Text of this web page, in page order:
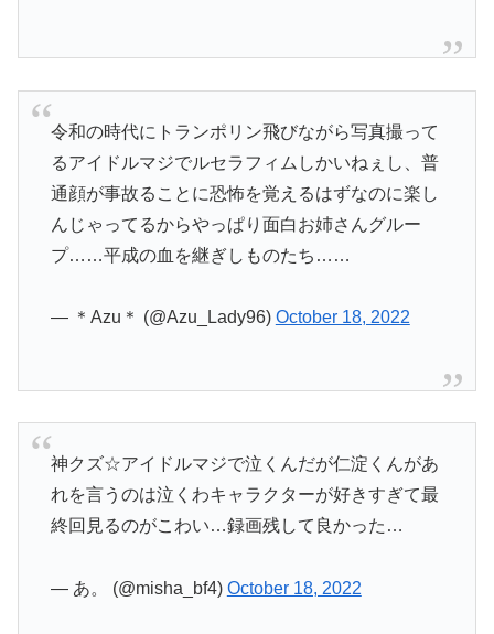
令和の時代にトランポリン飛びながら写真撮って
るアイドルマジでルセラフィムしかいねぇし、普
通顔が事故ることに恐怖を覚えるはずなのに楽し
んじゃってるからやっぱり面白お姉さんグルー
プ……平成の血を継ぎしものたち……
— ＊Azu＊ (@Azu_Lady96) October 18, 2022
神クズ☆アイドルマジで泣くんだが仁淀くんがあ
れを言うのは泣くわキャラクターが好きすぎて最
終回見るのがこわい…録画残して良かった…
— あ。 (@misha_bf4) October 18, 2022